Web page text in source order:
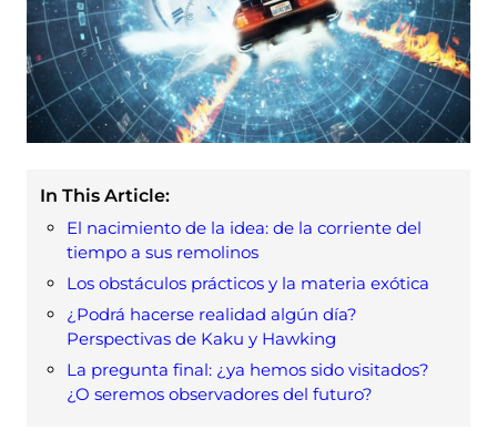
In This Article:
El nacimiento de la idea: de la corriente del
tiempo a sus remolinos
Los obstáculos prácticos y la materia exótica
¿Podrá hacerse realidad algún día?
Perspectivas de Kaku y Hawking
La pregunta final: ¿ya hemos sido visitados?
¿O seremos observadores del futuro?